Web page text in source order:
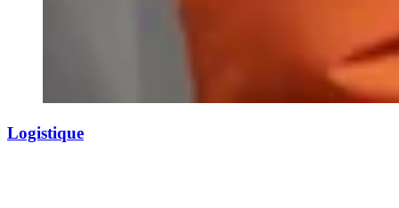
Logistique